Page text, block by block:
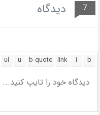
7 دیدگاه